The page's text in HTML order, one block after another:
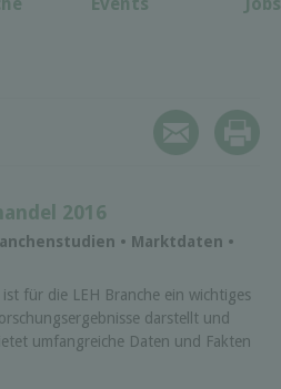
2016
• Marktdaten •
für die LEH Branche ein wichtiges
darstellt und
umfangreiche Daten und Fakten